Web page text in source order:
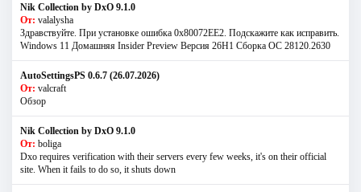
Nik Collection by DxO 9.1.0
От: valalysha
Здравствуйте. При установке ошибка 0х80072EE2. Подскажите как исправить.
Windows 11 Домашняя Insider Preview Версия 26H1 Сборка ОС 28120.2630
AutoSettingsPS 0.6.7 (26.07.2026)
От: valcraft
Обзор
Nik Collection by DxO 9.1.0
От: boliga
Dxo requires verification with their servers every few weeks, it's on their official
site. When it fails to do so, it shuts down